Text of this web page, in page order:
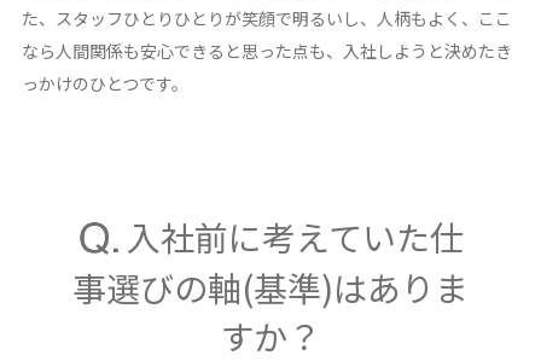
た、スタッフひとりひとりが笑顔で明るいし、人柄もよく、ここ
なら人間関係も安心できると思った点も、入社しようと決めたき
っかけのひとつです。
入社前に考えていた仕
事選びの軸(基準)はありま
すか？